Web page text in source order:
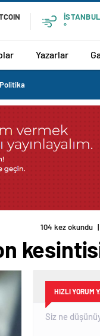
İSTANBUL
°
Yazarlar
Politika
104 kez okundu |
HIZLI YORUM